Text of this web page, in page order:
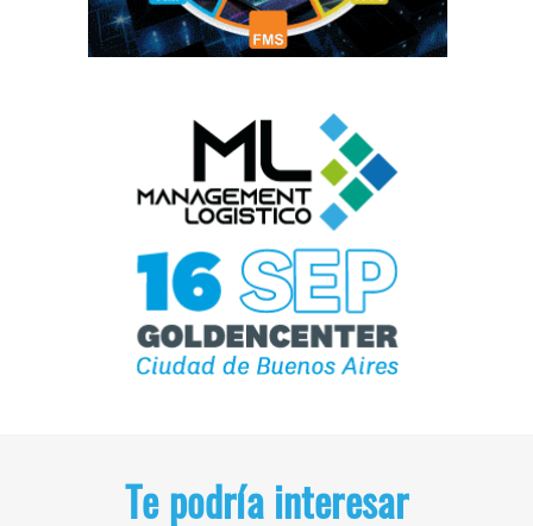
Te podría interesar